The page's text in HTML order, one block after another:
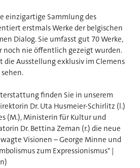
einzigartige Sammlung des
erstmals Werke der belgischen
Dialog. Sie umfasst gut 70 Werke,
noch nie öffentlich gezeigt wurden.
die Ausstellung exklusiv im Clemens
finden Sie in unserem
Dr. Uta Husmeier-Schirlitz (l.)
(M.), Ministerin für Kultur und
Dr. Bettina Zeman (r.) die neue
Visionen – George Minne und
zum Expressionismus" |